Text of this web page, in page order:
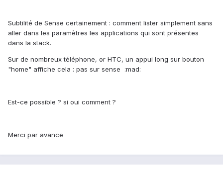
Subtilité de Sense certainement : comment lister simplement sans
aller dans les paramètres les applications qui sont présentes
dans la stack.
Sur de nombreux téléphone, or HTC, un appui long sur bouton
"home" affiche cela : pas sur sense :mad:
Est-ce possible ? si oui comment ?
Merci par avance